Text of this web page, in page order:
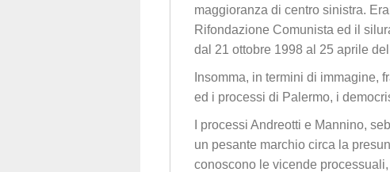
maggioranza di centro sinistra.
Rifondazione Comunista ed il
dal 21 ottobre 1998 al 25 aprile
Insomma, in termini di immagine,
ed i processi di Palermo, i
I processi Andreotti e Mannino,
un pesante marchio circa la
conoscono le vicende